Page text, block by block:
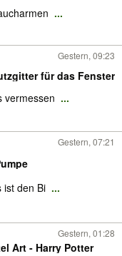
...
Gestern, 09:23
für das Fenster
vermessen ...
Gestern, 07:21
ist den Bi ...
Gestern, 01:28
Art - Harry Potter